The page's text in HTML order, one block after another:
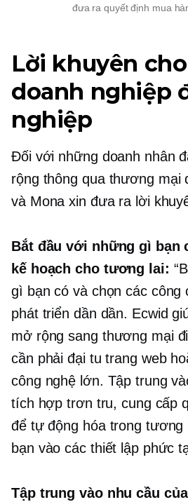
đưa ra quyết định mua
Lời khuyên
doanh nghiệp
nghiệp
Đối với những doanh nhân
rộng thông qua thương mại
và Mona xin đưa ra lời
Bắt đầu với những gì bạn
kế hoạch cho tương lai:
gì bạn có và chọn các công
phát triển dần dần. Ecwid
mở rộng sang thương mại
cần phải đại tu trang web
công nghệ lớn. Tập trung
tích hợp trơn tru, cung cấp
để tự động hóa trong tương
bạn vào các thiết lập phức
Tập trung vào nhu cầu